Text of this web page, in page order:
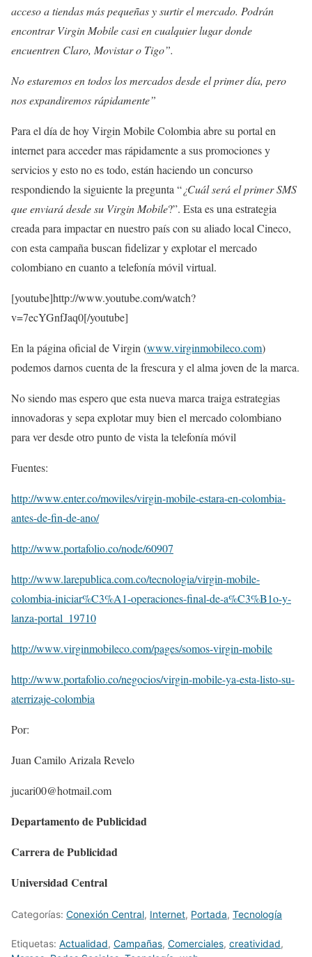
acceso a tiendas más pequeñas y surtir el mercado. Podrán
encontrar Virgin Mobile casi en cualquier lugar donde
encuentren Claro, Movistar o Tigo”.
No estaremos en todos los mercados desde el primer día, pero
nos expandiremos rápidamente”
Para el día de hoy Virgin Mobile Colombia abre su portal en
internet para acceder mas rápidamente a sus promociones y
servicios y esto no es todo, están haciendo un concurso
respondiendo la siguiente la pregunta “¿Cuál será el primer SMS
que enviará desde su Virgin Mobile?”. Esta es una estrategia
creada para impactar en nuestro país con su aliado local Cineco,
con esta campaña buscan fidelizar y explotar el mercado
colombiano en cuanto a telefonía móvil virtual.
[youtube]http://www.youtube.com/watch?
v=7ecYGnfJaq0[/youtube]
En la página oficial de Virgin (www.virginmobileco.com)
podemos darnos cuenta de la frescura y el alma joven de la marca.
No siendo mas espero que esta nueva marca traiga estrategias
innovadoras y sepa explotar muy bien el mercado colombiano
para ver desde otro punto de vista la telefonía móvil
Fuentes:
http://www.enter.co/moviles/virgin-mobile-estara-en-colombia-
antes-de-fin-de-ano/
http://www.portafolio.co/node/60907
http://www.larepublica.com.co/tecnologia/virgin-mobile-
colombia-iniciar%C3%A1-operaciones-final-de-a%C3%B1o-y-
lanza-portal_19710
http://www.virginmobileco.com/pages/somos-virgin-mobile
http://www.portafolio.co/negocios/virgin-mobile-ya-esta-listo-su-
aterrizaje-colombia
Por:
Juan Camilo Arizala Revelo
jucari00@hotmail.com
Departamento de Publicidad
Carrera de Publicidad
Universidad Central
Categorías: Conexión Central, Internet, Portada, Tecnologí­a
Etiquetas: Actualidad, Campañas, Comerciales, creatividad,